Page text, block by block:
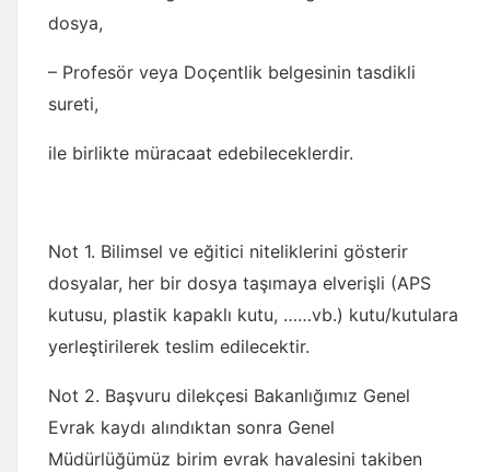
dosya,
– Profesör veya Doçentlik belgesinin tasdikli
sureti,
ile birlikte müracaat edebileceklerdir.
Not 1. Bilimsel ve eğitici niteliklerini gösterir
dosyalar, her bir dosya taşımaya elverişli (APS
kutusu, plastik kapaklı kutu, ……vb.) kutu/kutulara
yerleştirilerek teslim edilecektir.
Not 2. Başvuru dilekçesi Bakanlığımız Genel
Evrak kaydı alındıktan sonra Genel
Müdürlüğümüz birim evrak havalesini takiben